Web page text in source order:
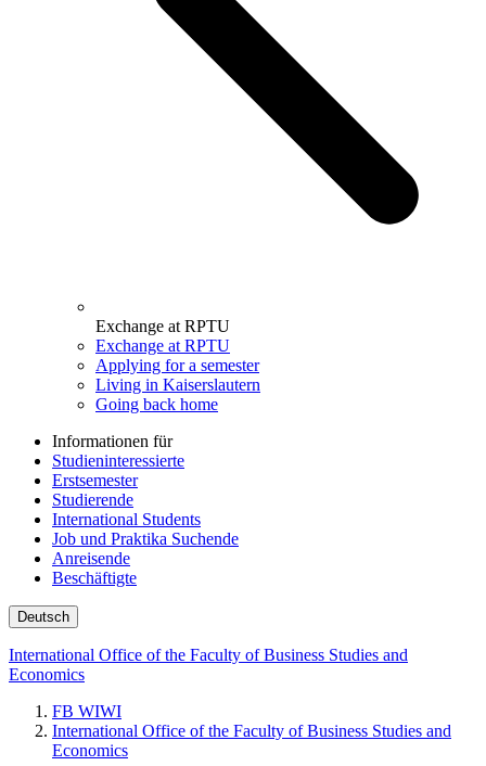
Exchange at RPTU
Exchange at RPTU
Applying for a semester
Living in Kaiserslautern
Going back home
Informationen für
Studieninteressierte
Erstsemester
Studierende
International Students
Job und Praktika Suchende
Anreisende
Beschäftigte
Deutsch
International Office of the Faculty of Business Studies and
Economics
FB WIWI
International Office of the Faculty of Business Studies and
Economics